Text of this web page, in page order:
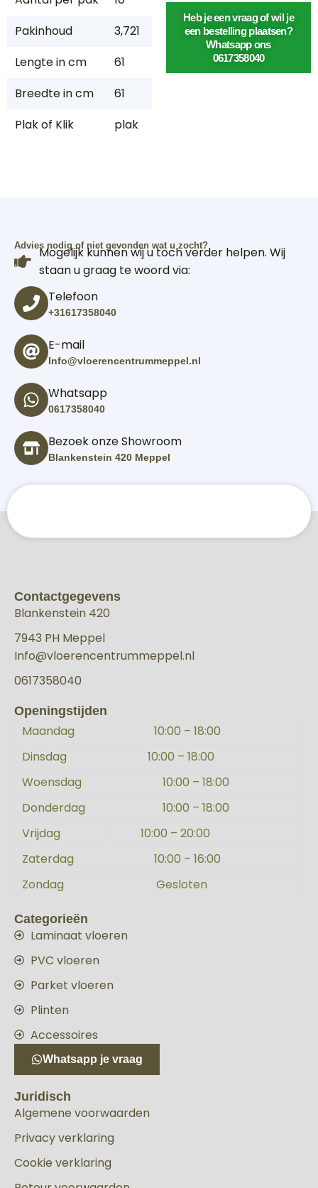
Pakinhoud
3,721
Lengte in cm
61
Breedte in cm
61
Plak of Klik
plak
Heb je een vraag of wil je
een bestelling plaatsen?
Whatsapp ons
0617358040
Advies nodig of niet gevonden wat u zocht?
Mogelijk kunnen wij u toch verder helpen. Wij
staan u graag te woord via:
Telefoon
+31617358040
E-mail
Info@vloerencentrummeppel.nl
Whatsapp
0617358040
Bezoek onze Showroom
Blankenstein 420 Meppel
Contactgegevens
Blankenstein 420
7943 PH Meppel
Info@vloerencentrummeppel.nl
0617358040
Openingstijden
Maandag
10:00 – 18:00
Dinsdag
10:00 – 18:00
Woensdag
10:00 – 18:00
Donderdag
10:00 – 18:00
Vrijdag
10:00 – 20:00
Zaterdag
10:00 – 16:00
Zondag
Gesloten
Categorieën
Laminaat vloeren
PVC vloeren
Parket vloeren
Plinten
Accessoires
Whatsapp je vraag
Juridisch
Algemene voorwaarden
Privacy verklaring
Cookie verklaring